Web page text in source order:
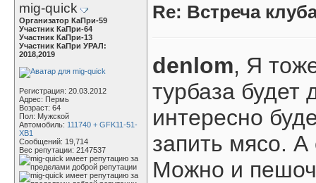
mig-quick
Организатор КаПри-59
Участник КаПри-64
Участник КаПри-13
Участник КаПри УРАЛ:
2018,2019
Регистрация: 20.03.2012
Адрес: Пермь
Возраст: 64
Пол: Мужской
Автомобиль: 111740 + GFK11-51-
XB1
Сообщений: 19,714
Вес репутации: 2147537
Re: Встреча
denlom, Я
турбаза будет
интересно
запить мясо. А
Можно и